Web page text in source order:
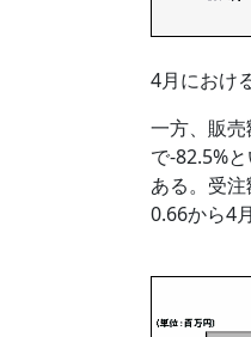
4月におけ
一方、販
で-82.5%
ある。受
0.66から4